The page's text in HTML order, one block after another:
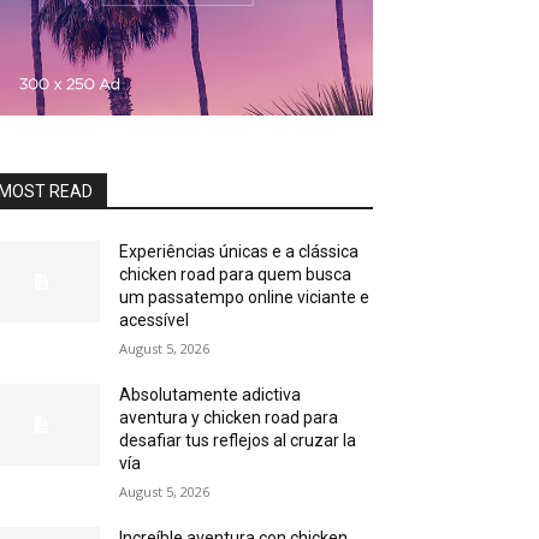
READ
Experiências únicas e a clássica
chicken road para quem busca
um passatempo online viciante e
acessível
August 5, 2026
Absolutamente adictiva
aventura y chicken road para
desafiar tus reflejos al cruzar la
vía
August 5, 2026